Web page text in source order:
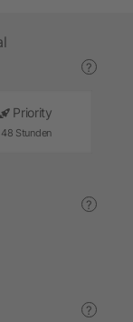
?
Priority
48 Stunden
?
?